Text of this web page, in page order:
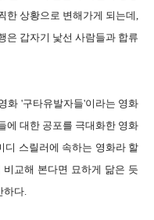
상황으로 변해가게 되는데,
은 갑자기 낯선 사람들과 합류
화 '구타유발자들'이라는 영화
에 대한 공포를 극대화한 영화
디 스릴러에 속하는 영화라 할
교해 본다면 묘하게 닮은 듯
다.